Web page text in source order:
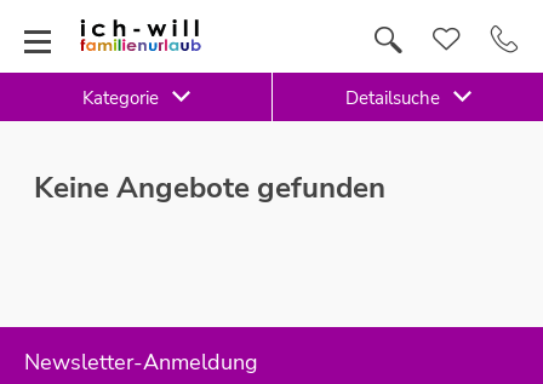
Kategorie Detailsuche
Keine Angebote gefunden
Newsletter-Anmeldung